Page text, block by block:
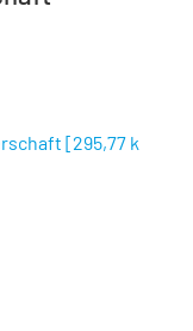
[295,77 k